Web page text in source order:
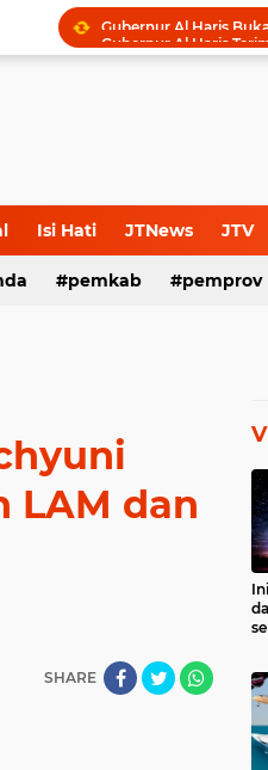
Isi Hati JTNews JTV
TNI-Polri
pemkab pemprov
LAM dan
SHARE